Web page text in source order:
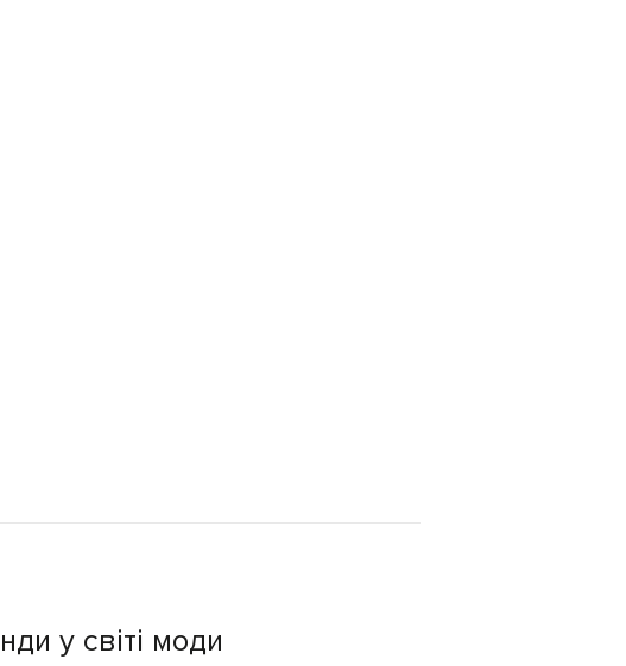
у світі моди